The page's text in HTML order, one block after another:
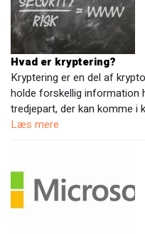
Hvad er kryptering?
Kryptering er en del af
holde forskellig information
tredjepart, der kan komme i
Læs mere